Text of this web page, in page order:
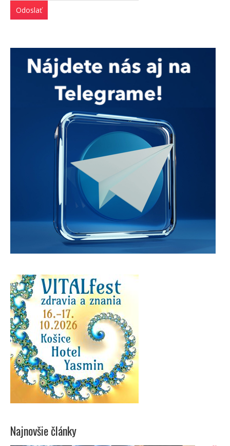
Najnovšie články